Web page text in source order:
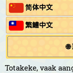
简体中文
繁鱧中文
Totakeke, vaak